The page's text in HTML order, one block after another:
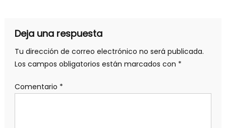
Deja una respuesta
Tu dirección de correo electrónico no será publicada.
Los campos obligatorios están marcados con *
Comentario *